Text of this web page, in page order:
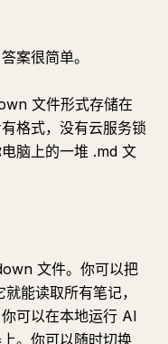
案很简单。
文件形式存储在
格式，没有云服务锁
脑上的一堆 .md 文
文件。你可以把
能读取所有笔记，
可以在本地运行 AI
。你可以随时切换